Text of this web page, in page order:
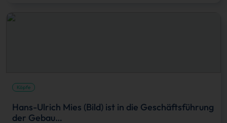
Köpfe
Hans-Ulrich Mies (Bild) ist in die Geschäftsführung
der Gebau…